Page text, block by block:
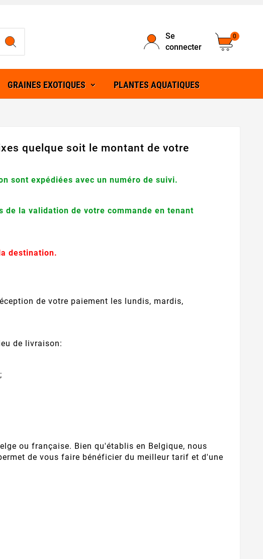
Se
connecter
0
GRAINES EXOTIQUES PLANTES AQUATIQUES
quelque soit le montant de votre
sont expédiées avec un numéro de suivi.
de la validation de votre commande en tenant
destination.
de votre paiement les lundis, mardis,
de livraison:
ou française. Bien qu'établis en Belgique, nous
de vous faire bénéficier du meilleur tarif et d'une